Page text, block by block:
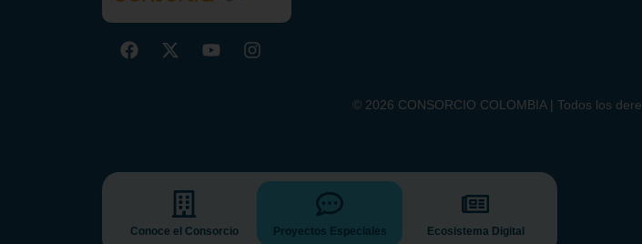
Conoce el Consorcio Proyectos Especiales Ecosistema Digital
© 2026 CONSORCIO COLOMBIA | Todos los